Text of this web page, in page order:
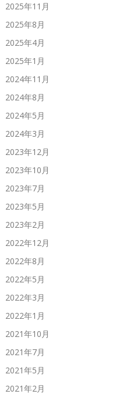
2025年11月
2025年8月
2025年4月
2025年1月
2024年11月
2024年8月
2024年5月
2024年3月
2023年12月
2023年10月
2023年7月
2023年5月
2023年2月
2022年12月
2022年8月
2022年5月
2022年3月
2022年1月
2021年10月
2021年7月
2021年5月
2021年2月